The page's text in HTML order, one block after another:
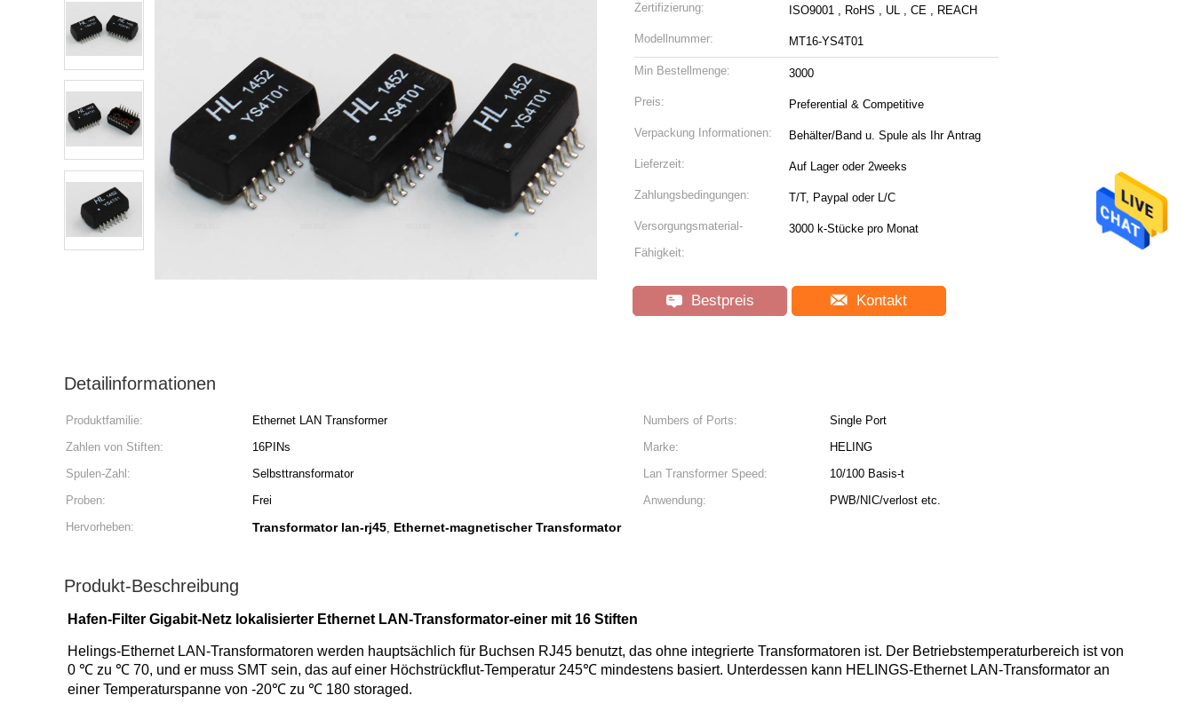
Zertifizierung: ISO9001 , RoHS , UL , CE , REACH
Modellnummer: MT16-YS4T01
Min Bestellmenge: 3000
Preis: Preferential & Competitive
Verpackung Informationen: Behälter/Band u. Spule als Ihr Antrag
Lieferzeit: Auf Lager oder 2weeks
Zahlungsbedingungen: T/T, Paypal oder L/C
Versorgungsmaterial-
Fähigkeit:
3000 k-Stücke pro Monat
Bestpreis Kontakt
Detailinformationen
Produktfamilie: Ethernet LAN Transformer Numbers of Ports:
Single Port
Zahlen von Stiften:
16PINs Marke:
HELING
Spulen-Zahl:
Selbsttransformator Lan Transformer Speed:
10/100 Basis-t
Proben:
Frei Anwendung:
PWB/NIC/verlost etc.
Hervorheben:
Transformator lan-rj45, Ethernet-magnetischer Transformator
Produkt-Beschreibung
Hafen-Filter Gigabit-Netz lokalisierter Ethernet LAN-Transformator-einer mit 16 Stiften
Helings-Ethernet LAN-Transformatoren werden hauptsächlich für Buchsen RJ45 benutzt, das ohne integrierte Transformatoren ist. Der Betriebstemperaturbereich ist von
0 ℃ zu ℃ 70, und er muss SMT sein, das auf einer Höchstrückflut-Temperatur 245℃ mindestens basiert. Unterdessen kann HELINGS-Ethernet LAN-Transformator an
einer Temperaturspanne von -20℃ zu ℃ 180 storaged.